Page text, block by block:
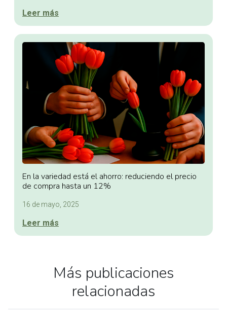
Leer más
En la variedad está el ahorro: reduciendo el precio
de compra hasta un 12%
16 de mayo, 2025
Leer más
Más publicaciones
relacionadas